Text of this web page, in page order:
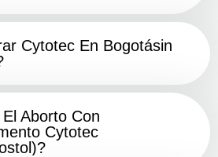
Cytotec En Bogotásin
Aborto Con
Cytotec